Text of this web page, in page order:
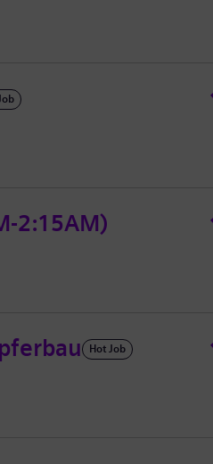
2:15AM)
Hot Job